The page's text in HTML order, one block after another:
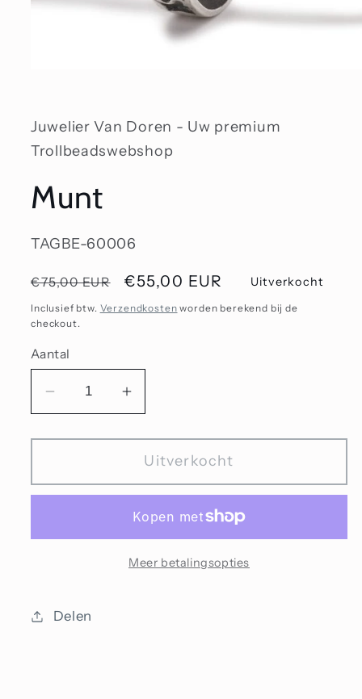
modaal
Juwelier Van Doren - Uw premium
Trollbeadswebshop
Munt
SKU:
TAGBE-60006
Normale
prijs
€75,00 EUR Aanbiedingsprijs
€55,00 EUR Uitverkocht
Inclusief btw. Verzendkosten worden berekend bij de
checkout.
Aantal
Aantal
voor
Aantal
voor
Munt
Uitverkocht
Meer betalingsopties
Delen